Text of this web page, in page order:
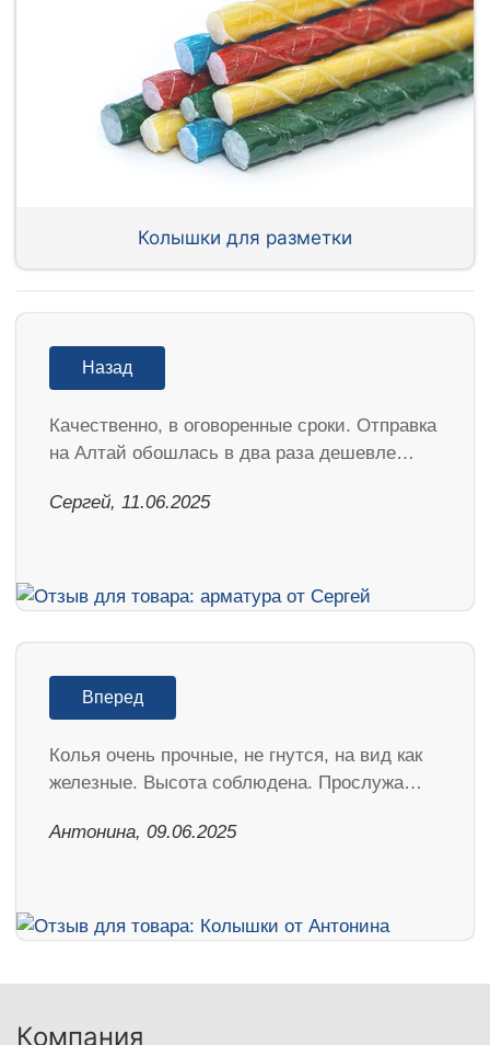
Колышки для разметки
Назад
Качественно, в оговоренные сроки. Отправка
на Алтай обошлась в два раза дешевле…
Сергей, 11.06.2025
Вперед
Колья очень прочные, не гнутся, на вид как
железные. Высота соблюдена. Прослужа…
Антонина, 09.06.2025
Компания